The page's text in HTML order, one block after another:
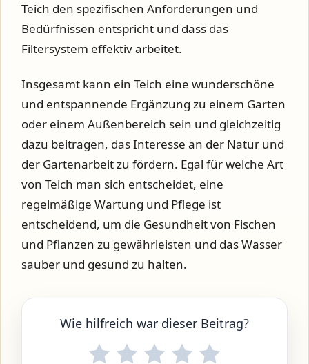
Teich den spezifischen Anforderungen und
Bedürfnissen entspricht und dass das
Filtersystem effektiv arbeitet.
Insgesamt kann ein Teich eine wunderschöne
und entspannende Ergänzung zu einem Garten
oder einem Außenbereich sein und gleichzeitig
dazu beitragen, das Interesse an der Natur und
der Gartenarbeit zu fördern. Egal für welche Art
von Teich man sich entscheidet, eine
regelmäßige Wartung und Pflege ist
entscheidend, um die Gesundheit von Fischen
und Pflanzen zu gewährleisten und das Wasser
sauber und gesund zu halten.
Wie hilfreich war dieser Beitrag?